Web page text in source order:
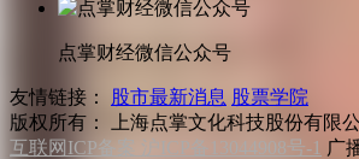
点掌财经微信公众号
友情链接： 股市最新消息 股票学院
版权所有：
上海点掌文化科技股份有限
互联网ICP备案 沪ICP备13044908号-1 广